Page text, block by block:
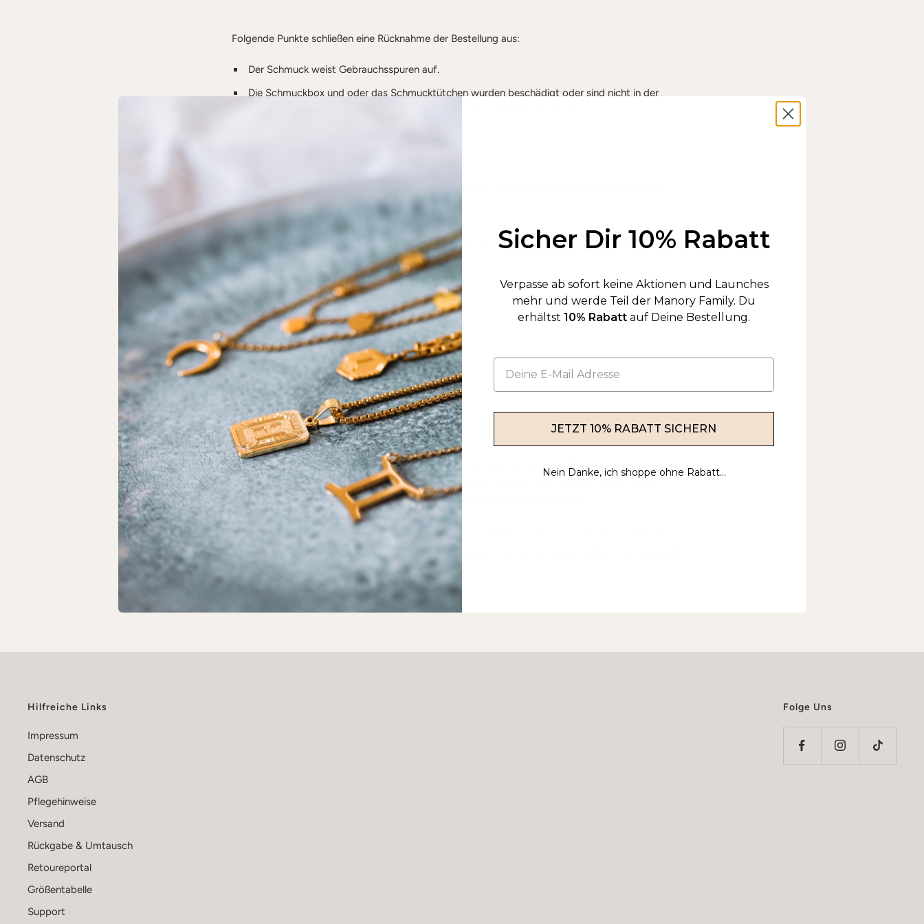
Folgende Punkte schließen eine Rücknahme der Bestellung aus:
Der Schmuck weist Gebrauchsspuren auf.
Die Schmuckbox und oder das Schmucktütchen wurden beschädigt oder sind nicht in der
Falls du mit deiner Bestellung nicht zufrieden sein solltest, bitten wir dich das
nutzen.
Widerrufsformularausfüllen und den Schmuck an folgende Adresse
MANORY
Alaa Weinkötz
Klingnauerstraße 18
79761 Waldshut-Tiengen
Wir empfehlen den Rückversand mit einer Tracking-Nummer, da wir bei Verlust der Rücksendung
leider keine Haftung übernehmen können. Die Rücksendekosten hierfür werden in Form eines
Gutscheins mit der E-Mail Benachrichtigung für die Rückerstattung ausgestellt.
Da wir noch ein kleineres Unternehmen sind, können wir leider nur in bestimmten Fällen kostenlose
Rücksende-Etiketten anbieten. Die Bearbeitungspauschale für ein Rücksende-Etikett beträgt 4.99€
Hilfreiche Links
Impressum
Datenschutz
AGB
Pflegehinweise
Versand
Rückgabe & Umtausch
Retoureportal
Größentabelle
Support
Folge Uns
Sicher Dir 10% Rabatt
Verpasse ab sofort keine Aktionen und Launches
mehr und werde Teil der Manory Family. Du
erhältst 10% Rabatt auf Deine Bestellung.
JETZT 10% RABATT SICHERN
Nein Danke, ich shoppe ohne Rabatt...